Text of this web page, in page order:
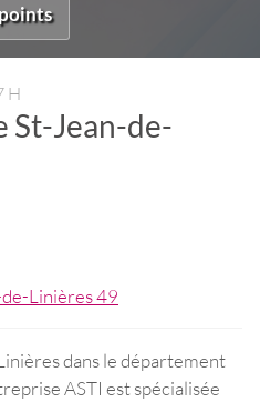
H
St-Jean-de-
dans le département
ASTI est spécialisée